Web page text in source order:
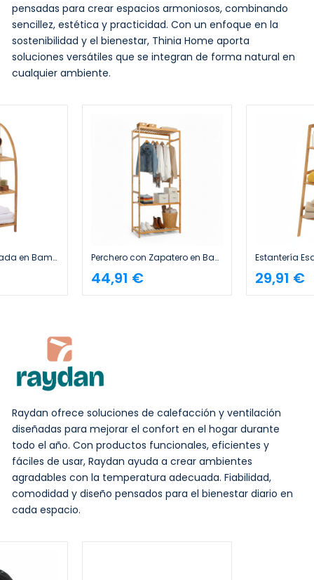
pensadas para crear espacios armoniosos, combinando
sencillez, estética y practicidad. Con un enfoque en la
sostenibilidad y el bienestar, Thinia Home aporta
soluciones versátiles que se integran de forma natural en
cualquier ambiente.
Estantería Arqueada en Bambú con 3 Niveles Canoply 110.5x37x35cm Thinia Home Perchero con Zapatero en Bambú Canoply 160x68x36cm Thinia Home
44,91 € 29,91 €
Raydan ofrece soluciones de calefacción y ventilación
diseñadas para mejorar el confort en el hogar durante
todo el año. Con productos funcionales, eficientes y
fáciles de usar, Raydan ayuda a crear ambientes
agradables con la temperatura adecuada. Fiabilidad,
comodidad y diseño pensados para el bienestar diario en
cada espacio.